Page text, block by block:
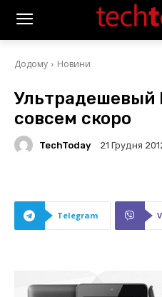
Додому Новини
Ультрадешевый
совсем скоро
TechToday 21 Грудня
Telegram